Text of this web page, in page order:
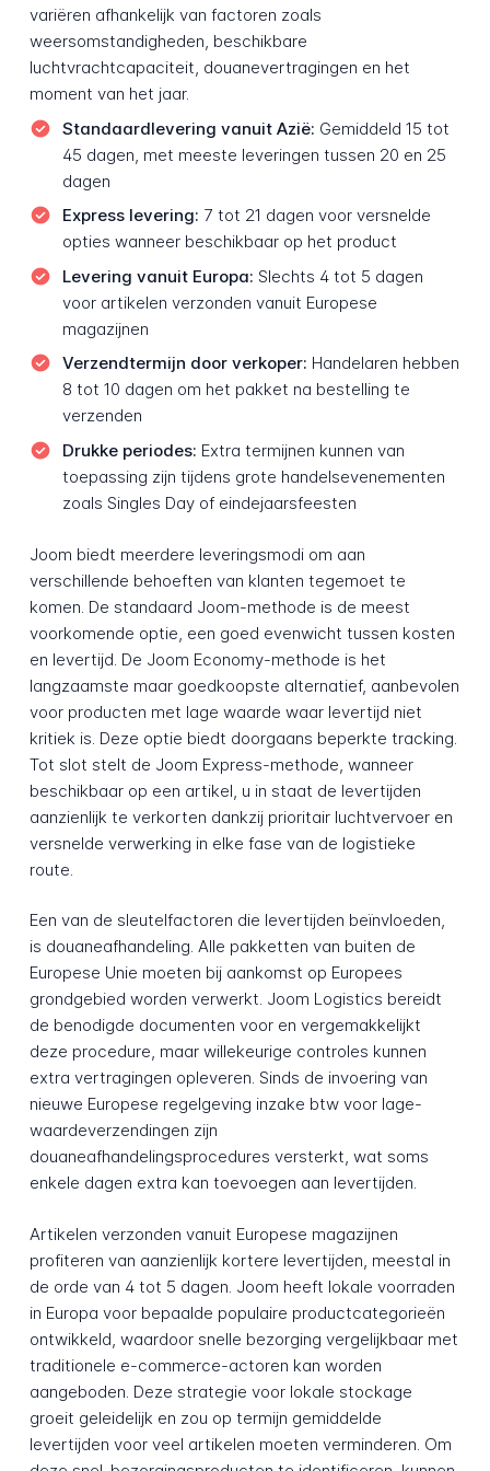
variëren afhankelijk van factoren zoals
weersomstandigheden, beschikbare
luchtvrachtcapaciteit, douanevertragingen en het
moment van het jaar.
Standaardlevering vanuit Azië: Gemiddeld 15 tot
45 dagen, met meeste leveringen tussen 20 en 25
dagen
Express levering: 7 tot 21 dagen voor versnelde
opties wanneer beschikbaar op het product
Levering vanuit Europa: Slechts 4 tot 5 dagen
voor artikelen verzonden vanuit Europese
magazijnen
Verzendtermijn door verkoper: Handelaren hebben
8 tot 10 dagen om het pakket na bestelling te
verzenden
Drukke periodes: Extra termijnen kunnen van
toepassing zijn tijdens grote handelsevenementen
zoals Singles Day of eindejaarsfeesten
Joom biedt meerdere leveringsmodi om aan
verschillende behoeften van klanten tegemoet te
komen. De standaard Joom-methode is de meest
voorkomende optie, een goed evenwicht tussen kosten
en levertijd. De Joom Economy-methode is het
langzaamste maar goedkoopste alternatief, aanbevolen
voor producten met lage waarde waar levertijd niet
kritiek is. Deze optie biedt doorgaans beperkte tracking.
Tot slot stelt de Joom Express-methode, wanneer
beschikbaar op een artikel, u in staat de levertijden
aanzienlijk te verkorten dankzij prioritair luchtvervoer en
versnelde verwerking in elke fase van de logistieke
route.
Een van de sleutelfactoren die levertijden beïnvloeden,
is douaneafhandeling. Alle pakketten van buiten de
Europese Unie moeten bij aankomst op Europees
grondgebied worden verwerkt. Joom Logistics bereidt
de benodigde documenten voor en vergemakkelijkt
deze procedure, maar willekeurige controles kunnen
extra vertragingen opleveren. Sinds de invoering van
nieuwe Europese regelgeving inzake btw voor lage-
waardeverzendingen zijn
douaneafhandelingsprocedures versterkt, wat soms
enkele dagen extra kan toevoegen aan levertijden.
Artikelen verzonden vanuit Europese magazijnen
profiteren van aanzienlijk kortere levertijden, meestal in
de orde van 4 tot 5 dagen. Joom heeft lokale voorraden
in Europa voor bepaalde populaire productcategorieën
ontwikkeld, waardoor snelle bezorging vergelijkbaar met
traditionele e-commerce-actoren kan worden
aangeboden. Deze strategie voor lokale stockage
groeit geleidelijk en zou op termijn gemiddelde
levertijden voor veel artikelen moeten verminderen. Om